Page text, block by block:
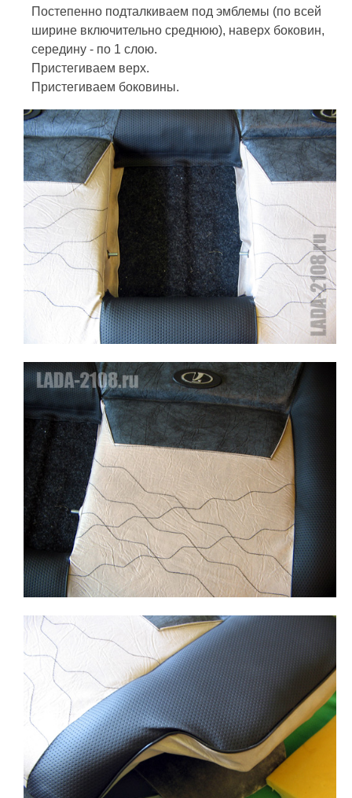
Постепенно подталкиваем под эмблемы (по всей
ширине включительно среднюю), наверх боковин,
середину - по 1 слою.
Пристегиваем верх.
Пристегиваем боковины.